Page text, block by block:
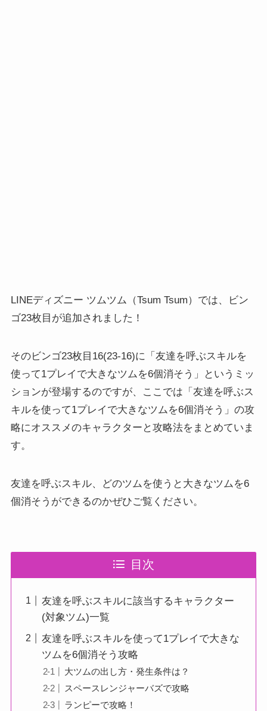
LINEディズニー ツムツム（Tsum Tsum）では、ビン
ゴ23枚目が追加されました！
そのビンゴ23枚目16(23-16)に「友達を呼ぶスキルを
使って1プレイで大きなツムを6個消そう」というミッ
ションが登場するのですが、ここでは「友達を呼ぶス
キルを使って1プレイで大きなツムを6個消そう」の攻
略にオススメのキャラクターと攻略法をまとめていま
す。
友達を呼ぶスキル、どのツムを使うと大きなツムを6
個消そうができるのかぜひご覧ください。
目次
友達を呼ぶスキルに該当するキャラクター
(対象ツム)一覧
友達を呼ぶスキルを使って1プレイで大きな
ツムを6個消そう攻略
大ツムの出し方・発生条件は？
スペースレンジャーバズで攻略
ランピーで攻略！